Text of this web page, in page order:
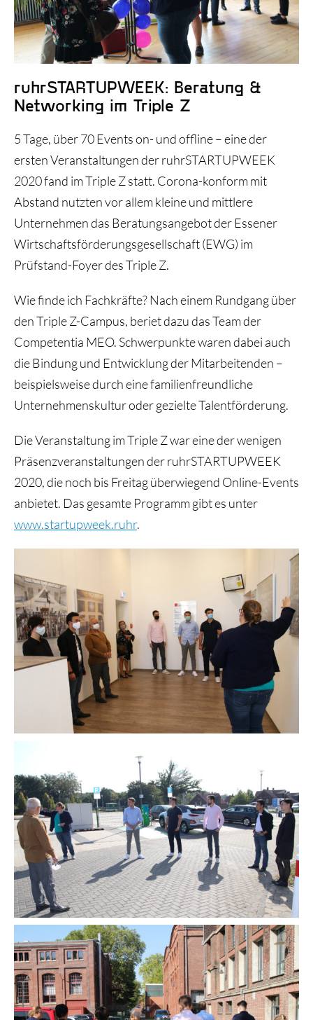
Historie und Entwicklung
ruhrSTARTUPWEEK: Beratung &
Networking im Triple Z
5 Tage, über 70 Events on- und offline – eine der
ersten Veranstaltungen der ruhrSTARTUPWEEK
2020 fand im Triple Z statt. Corona-konform mit
Abstand nutzten vor allem kleine und mittlere
Unternehmen das Beratungsangebot der Essener
Wirtschaftsförderungsgesellschaft (EWG) im
Prüfstand-Foyer des Triple Z.
Wie finde ich Fachkräfte? Nach einem Rundgang über
den Triple Z-Campus, beriet dazu das Team der
Competentia MEO. Schwerpunkte waren dabei auch
die Bindung und Entwicklung der Mitarbeitenden –
beispielsweise durch eine familienfreundliche
Unternehmenskultur oder gezielte Talentförderung.
Die Veranstaltung im Triple Z war eine der wenigen
Präsenzveranstaltungen der ruhrSTARTUPWEEK
2020, die noch bis Freitag überwiegend Online-Events
anbietet. Das gesamte Programm gibt es unter
www.startupweek.ruhr.